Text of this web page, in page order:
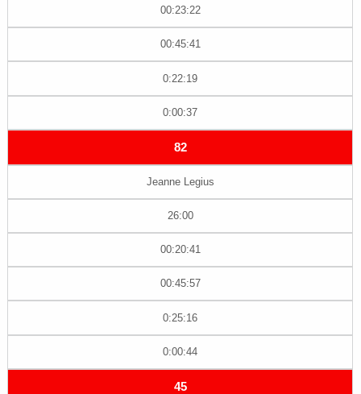
00:23:22
00:45:41
0:22:19
0:00:37
82
Jeanne Legius
26:00
00:20:41
00:45:57
0:25:16
0:00:44
45